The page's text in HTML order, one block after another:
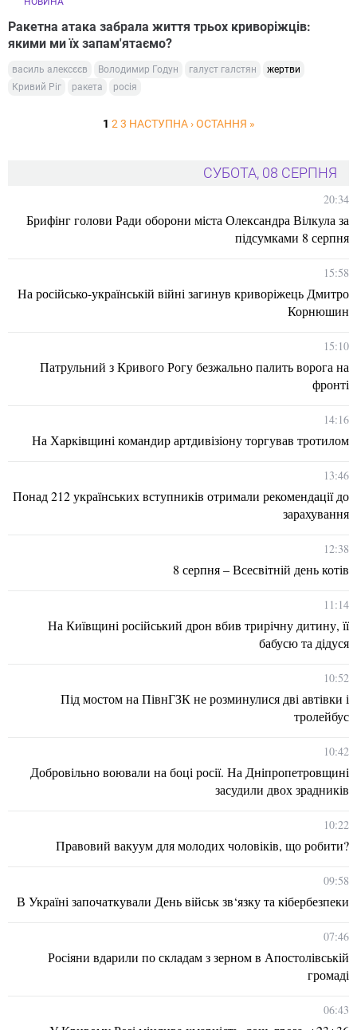
Ракетна атака забрала життя трьох криворіжців:
якими ми їх запам'ятаємо?
василь алексєєв Володимир Годун галуст галстян
жертви
Кривий Ріг
ракета росія
1 2 3 НАСТУПНА › ОСТАННЯ »
СУБОТА, 08 СЕРПНЯ
20:34
Брифінг голови Ради оборони міста Олександра Вілкула за
підсумками 8 серпня
15:58
На російсько-українській війні загинув криворіжець Дмитро
Корнюшин
15:10
Патрульний з Кривого Рогу безжально палить ворога на
фронті
14:16
На Харківщині командир артдивізіону торгував тротилом
13:46
Понад 212 українських вступників отримали рекомендації до
зарахування
12:38
8 серпня – Всесвітній день котів
11:14
На Київщині російський дрон вбив трирічну дитину, її
бабусю та дідуся
10:52
Під мостом на ПівнГЗК не розминулися дві автівки і
тролейбус
10:42
Добровільно воювали на боці росії. На Дніпропетровщині
засудили двох зрадників
10:22
Правовий вакуум для молодих чоловіків, що робити?
09:58
В Україні започаткували День військ зв‘язку та кібербезпеки
07:46
Росіяни вдарили по складам з зерном в Апостолівській
громаді
06:43